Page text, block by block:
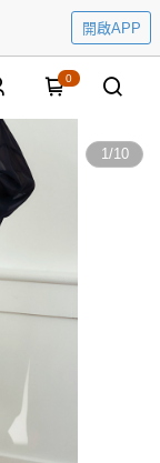
開啟APP
0
1/10